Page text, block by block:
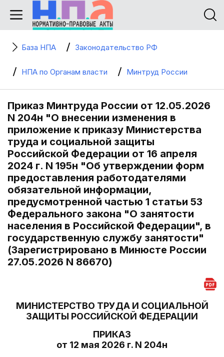
База НПА Законодательство РФ
НПА по Органам власти Минтруд России
Приказ Минтруда России от 12.05.2026
N 204н "О внесении изменения в
приложение к приказу Министерства
труда и социальной защиты
Российской Федерации от 16 апреля
2024 г. N 195н "Об утверждении форм
предоставления работодателями
обязательной информации,
предусмотренной частью 1 статьи 53
Федерального закона "О занятости
населения в Российской Федерации", в
государственную службу занятости"
(Зарегистрировано в Минюсте России
27.05.2026 N 86670)
МИНИСТЕРСТВО ТРУДА И СОЦИАЛЬНОЙ
ЗАЩИТЫ РОССИЙСКОЙ ФЕДЕРАЦИИ
ПРИКАЗ
от 12 мая 2026 г. N 204н